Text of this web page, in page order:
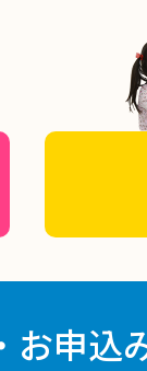
お申込